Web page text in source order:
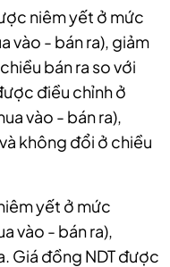
niêm yết ở mức
vào - bán ra), giảm
bán ra so với
điều chỉnh ở
vào - bán ra),
không đổi ở chiều
yết ở mức
vào - bán ra),
Giá đồng NDT được